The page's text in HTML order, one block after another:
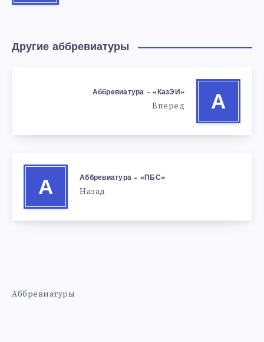
Другие аббревиатуры
А
Аббревиатура – «КазЭИ»
Вперед
А
Аббревиатура – «ПБС»
Назад
Аббревиатуры